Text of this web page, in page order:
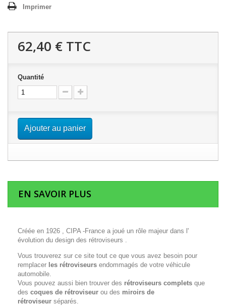
Imprimer
62,40 € TTC
Quantité
Ajouter au panier
EN SAVOIR PLUS
Créée en 1926 , CIPA -France a joué un rôle majeur dans l'
évolution du design des rétroviseurs .
Vous trouverez sur ce site tout ce que vous avez besoin pour
remplacer les rétroviseurs endommagés de votre véhicule
automobile.
Vous pouvez aussi bien trouver des rétroviseurs complets que
des coques de rétroviseur ou des miroirs de
rétroviseur séparés.